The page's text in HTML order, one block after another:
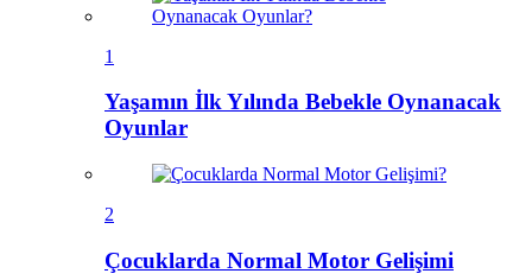
1
Yaşamın İlk Yılında Bebekle Oynanacak
Oyunlar
2
Çocuklarda Normal Motor Gelişimi